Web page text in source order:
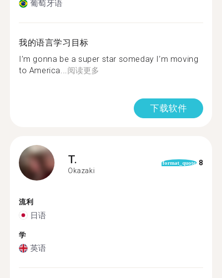
葡萄牙语
我的语言学习目标
I’m gonna be a super star someday I’m moving
to America...阅读更多
下载软件
T.
Okazaki
format_quote 8
流利
日语
学
英语